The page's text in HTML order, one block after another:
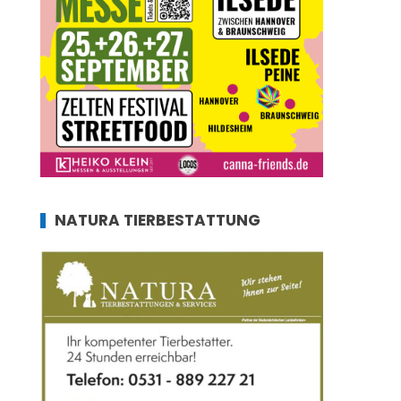
NATURA TIERBESTATTUNG